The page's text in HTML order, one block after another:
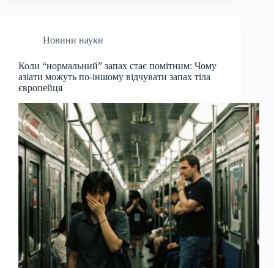
Новини науки
Коли “нормальний” запах стає помітним: Чому
азіати можуть по-іншому відчувати запах тіла
європейця